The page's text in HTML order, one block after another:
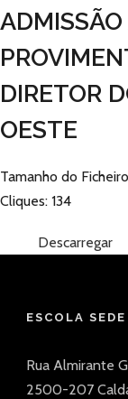
DIRETOR
OESTE
Tamanho do
Cliques: 134
Descarregar
ESCOLA SEDE
Rua Almirante
2500-207